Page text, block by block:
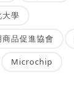
大學
品促進協會
Microchip